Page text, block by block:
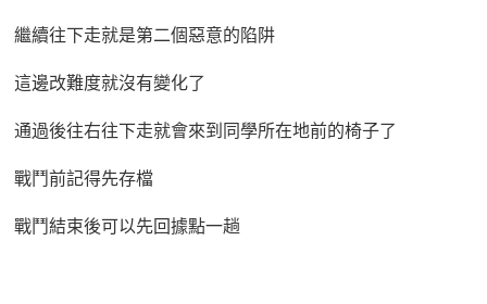
繼續往下走就是第二個惡意的陷阱
這邊改難度就沒有變化了
通過後往右往下走就會來到同學所在地前的椅子了
戰鬥前記得先存檔
戰鬥結束後可以先回據點一趟